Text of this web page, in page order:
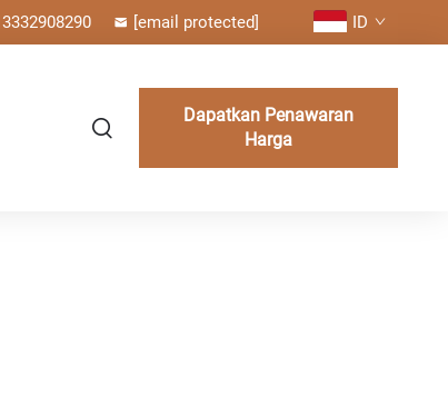
[email protected] ID
Dapatkan Penawaran
Harga